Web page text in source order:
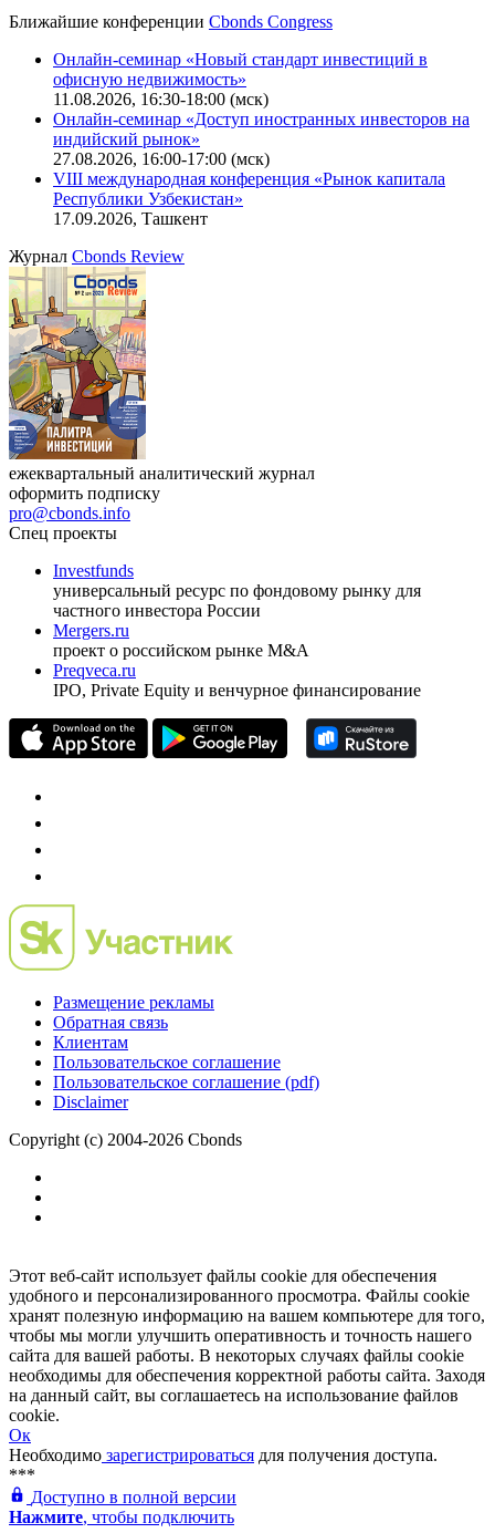
Ближайшие конференции Cbonds Congress
Онлайн-семинар «Новый стандарт инвестиций в
офисную недвижимость»
11.08.2026, 16:30-18:00 (мск)
Онлайн-семинар «Доступ иностранных инвесторов на
индийский рынок»
27.08.2026, 16:00-17:00 (мск)
VIII международная конференция «Рынок капитала
Республики Узбекистан»
17.09.2026, Ташкент
Журнал Cbonds Review
ежеквартальный аналитический журнал
оформить подписку
pro@cbonds.info
Спец проекты
Investfunds
универсальный ресурс по фондовому рынку для
частного инвестора России
Mergers.ru
проект о российском рынке M&A
Preqveca.ru
IPO, Private Equity и венчурное финансирование
Размещение рекламы
Обратная связь
Клиентам
Пользовательское соглашение
Пользовательское соглашение (pdf)
Disclaimer
Copyright (c) 2004-2026 Cbonds
Этот веб-сайт использует файлы cookie для обеспечения
удобного и персонализированного просмотра. Файлы cookie
хранят полезную информацию на вашем компьютере для того,
чтобы мы могли улучшить оперативность и точность нашего
сайта для вашей работы. В некоторых случаях файлы cookie
необходимы для обеспечения корректной работы сайта. Заходя
на данный сайт, вы соглашаетесь на использование файлов
cookie.
Ок
Необходимо зарегистрироваться для получения доступа.
***
Доступно в полной версии
Нажмите, чтобы подключить